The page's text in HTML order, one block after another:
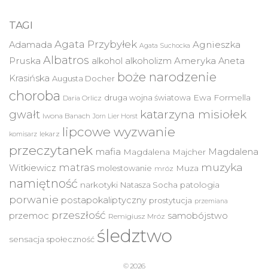
TAGI
Adamada Agata Przybyłek Agata Suchocka Agnieszka
Pruska Albatros alkohol alkoholizm Ameryka Aneta
Krasińska Augusta Docher boże narodzenie
choroba Daria Orlicz druga wojna światowa Ewa Formella
gwałt Iwona Banach Jorn Lier Horst katarzyna misiołek
komisarz lekarz lipcowe wyzwanie
przeczytanek mafia Magdalena Majcher Magdalena
Witkiewicz matras molestowanie mróz Muza muzyka
namiętność narkotyki Natasza Socha patologia
porwanie postapokaliptyczny prostytucja przemiana
przemoc przeszłość Remigiusz Mróz samobójstwo
sensacja społeczność śledztwo
© 2026